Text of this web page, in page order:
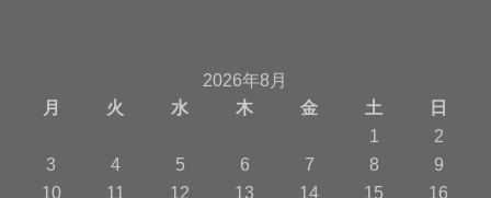
2026年8月
月
火 水 木 金 土
日
1
2
3
4 5 6 7 8
9
10
11 12 13 14 15 16